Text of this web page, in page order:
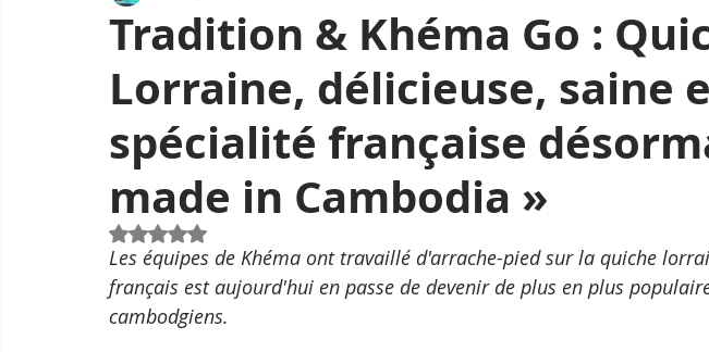
Tradition & Khéma Go :
Lorraine, délicieuse, saine
spécialité française
made in Cambodia »
Noté NaN étoiles sur 5.
Les équipes de Khéma ont travaillé d'arrache-pied sur la quiche
français est aujourd'hui en passe de devenir de plus en plus
cambodgiens.